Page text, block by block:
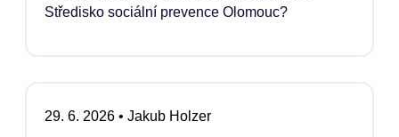
Středisko sociální prevence Olomouc?
29. 6. 2026 • Jakub Holzer